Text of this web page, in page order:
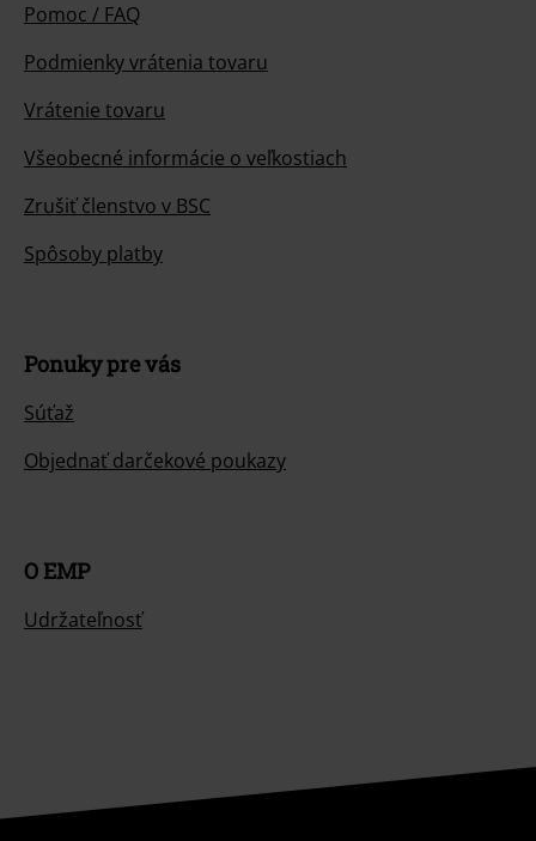
Pomoc / FAQ
Podmienky vrátenia tovaru
Vrátenie tovaru
Všeobecné informácie o veľkostiach
Zrušiť členstvo v BSC
Spôsoby platby
Ponuky pre vás
Súťaž
Objednať darčekové poukazy
O EMP
Udržateľnosť